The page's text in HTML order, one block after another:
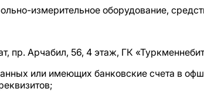
измерительное оборудование,
пр. Арчабил, 56, 4 этаж, ГК
или имеющих банковские счета в